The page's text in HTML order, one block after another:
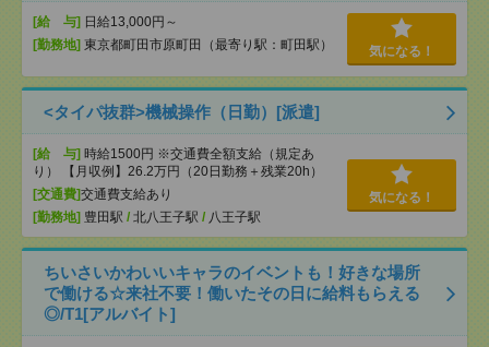
[給 与] 日給13,000円～
[勤務地] 東京都町田市原町田（最寄り駅：町田駅） 気になる！
<タイパ抜群>機械操作（日勤）[派遣]
[給 与] 時給1500円 ※交通費全額支給（規定あ
り） 【月収例】26.2万円（20日勤務＋残業20h）
[交通費]交通費支給あり
[勤務地] 豊田駅 / 北八王子駅 / 八王子駅
気になる！
ちいさいかわいいキャラのイベントも！好きな場所
で働ける☆来社不要！働いたその日に給料もらえる
◎/T1[アルバイト]